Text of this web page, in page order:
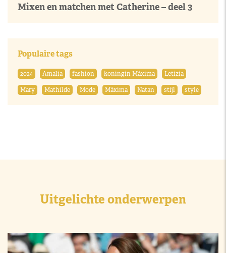
Mixen en matchen met Catherine – deel 3
Populaire tags
2024 Amalia fashion koningin Máxima
Letizia
Mary
Mathilde Mode Máxima Natan stijl style
Uitgelichte onderwerpen